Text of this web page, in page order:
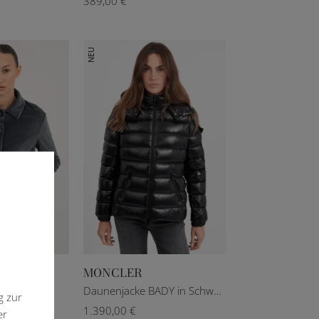
NEU
1 2
MONCLER
Daunenjacke BADY in Schwarz
1.390,00 €
zur